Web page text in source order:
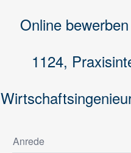
Online
1124,
Anrede